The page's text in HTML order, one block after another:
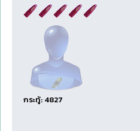
กระทู้: 4827